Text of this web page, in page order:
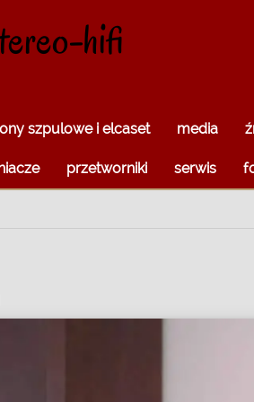
hifi
szpulowe i elcaset media
przetworniki serwis